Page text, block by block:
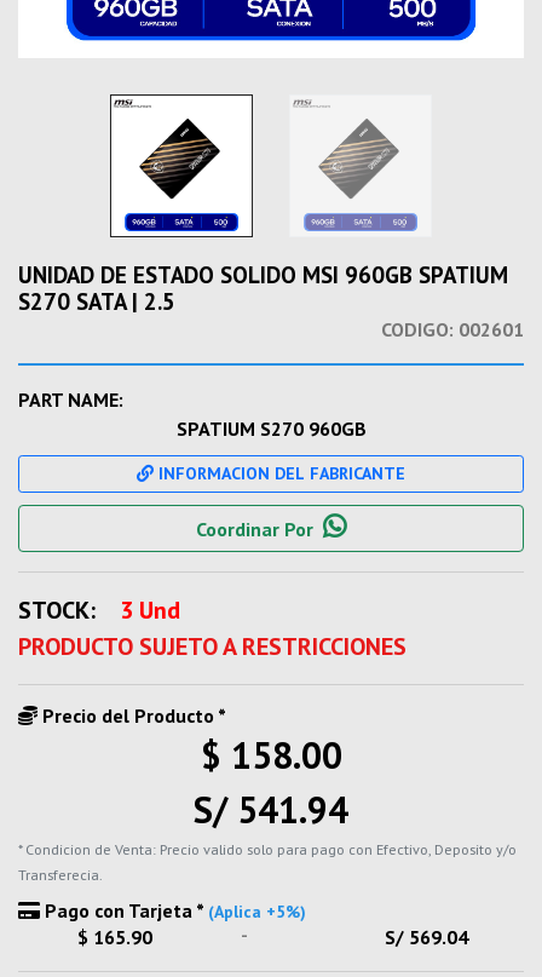
UNIDAD DE ESTADO SOLIDO MSI 960GB SPATIUM
S270 SATA | 2.5
CODIGO: 002601
PART NAME:
SPATIUM S270 960GB
INFORMACION DEL FABRICANTE
Coordinar Por
STOCK:
3 Und
PRODUCTO SUJETO A RESTRICCIONES
Precio del Producto *
$ 158.00
S/ 541.94
* Condicion de Venta: Precio valido solo para pago con Efectivo, Deposito y/o
Transferecia.
Pago con Tarjeta * (Aplica +5%)
$ 165.90 - S/ 569.04